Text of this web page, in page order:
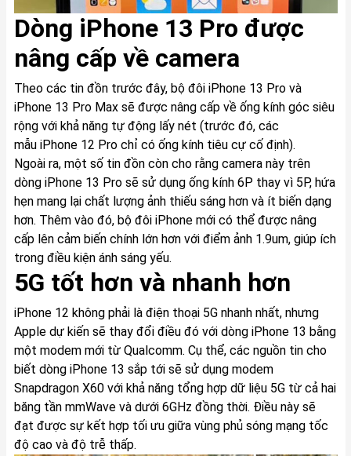
Dòng iPhone 13 Pro được
nâng cấp về camera
Theo các tin đồn trước đây, bộ đôi iPhone 13 Pro và
iPhone 13 Pro Max sẽ được nâng cấp về ống kính góc siêu
rộng với khả năng tự động lấy nét (trước đó, các
mẫu iPhone 12 Pro chỉ có ống kính tiêu cự cố định).
Ngoài ra, một số tin đồn còn cho rằng camera này trên
dòng iPhone 13 Pro sẽ sử dụng ống kính 6P thay vì 5P, hứa
hẹn mang lại chất lượng ảnh thiếu sáng hơn và ít biến dạng
hơn. Thêm vào đó, bộ đôi iPhone mới có thể được nâng
cấp lên cảm biến chính lớn hơn với điểm ảnh 1.9um, giúp ích
trong điều kiện ánh sáng yếu.
5G tốt hơn và nhanh hơn
iPhone 12 không phải là điện thoại 5G nhanh nhất, nhưng
Apple dự kiến sẽ thay đổi điều đó với dòng iPhone 13 bằng
một modem mới từ Qualcomm. Cụ thể, các nguồn tin cho
biết dòng iPhone 13 sắp tới sẽ sử dụng modem
Snapdragon X60 với khả năng tổng hợp dữ liệu 5G từ cả hai
băng tần mmWave và dưới 6GHz đồng thời. Điều này sẽ
đạt được sự kết hợp tối ưu giữa vùng phủ sóng mạng tốc
độ cao và độ trễ thấp.